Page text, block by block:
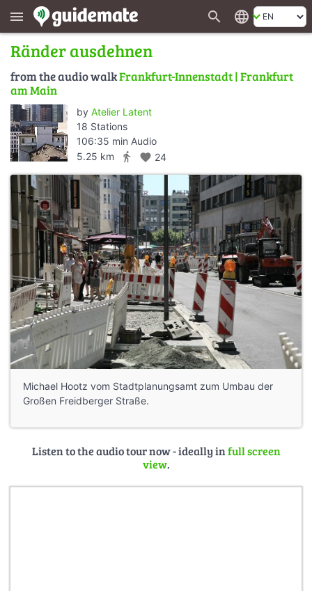
menu search language
Ränder ausdehnen
from the audio walkFrankfurt-Innenstadt | Frankfurt
am Main
by Atelier Latent
18 Stations
106:35 min Audio
5.25 km
directions_walk favorite 24
Michael Hootz vom Stadtplanungsamt zum Umbau der
Großen Freidberger Straße.
Listen to the audio tour now - ideally infull screen
view.